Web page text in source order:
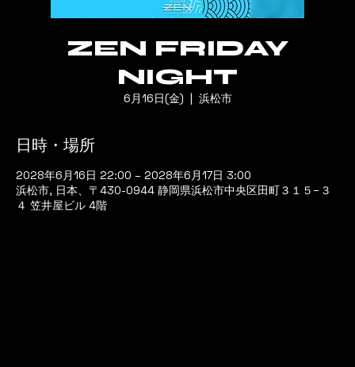
ZEN FRIDAY
NIGHT
6月16日(金)
  |
浜松市
日時・場所
2028年6月16日 22:00 – 2028年6月17日 3:00
浜松市, 日本、〒430-0944 静岡県浜松市中央区田町３１５−３
４ 笠井屋ビル 4階